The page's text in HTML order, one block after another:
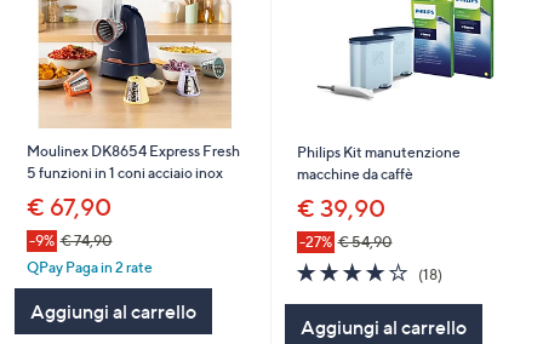
Moulinex DK8654 Express Fresh
5 funzioni in 1 coni acciaio inox
€ 67,90
-9% € 74,90
QPay Paga in 2 rate
Aggiungi al carrello
Philips Kit manutenzione
macchine da caffè
€ 39,90
-27% € 54,90
4.2
of
Stars
(18)18
Aggiungi al carrello